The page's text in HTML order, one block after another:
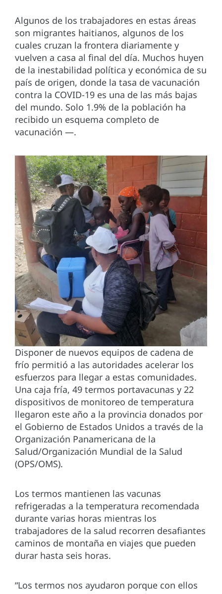
Algunos de los trabajadores en estas áreas
son migrantes haitianos, algunos de los
cuales cruzan la frontera diariamente y
vuelven a casa al final del día. Muchos huyen
de la inestabilidad política y económica de su
país de origen, donde la tasa de vacunación
contra la COVID-19 es una de las más bajas
del mundo. Solo 1.9% de la población ha
recibido un esquema completo de
vacunación —.
Disponer de nuevos equipos de cadena de
frío permitió a las autoridades acelerar los
esfuerzos para llegar a estas comunidades.
Una caja fría, 49 termos portavacunas y 22
dispositivos de monitoreo de temperatura
llegaron este año a la provincia donados por
el Gobierno de Estados Unidos a través de la
Organización Panamericana de la
Salud/Organización Mundial de la Salud
(OPS/OMS).
Los termos mantienen las vacunas
refrigeradas a la temperatura recomendada
durante varias horas mientras los
trabajadores de la salud recorren desafiantes
caminos de montaña en viajes que pueden
durar hasta seis horas.
“Los termos nos ayudaron porque con ellos